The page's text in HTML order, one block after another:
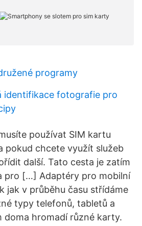
programy
identifikace fotografie pro
používat SIM kartu
pokud chcete využít služeb
další. Tato cesta je zatím
pro […] Adaptéry pro mobilní
jak v průběhu času střídáme
typy telefonů, tabletů a
doma hromadí různé karty.